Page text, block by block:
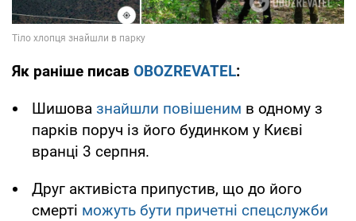
Як раніше писав OBOZREVATEL:
Шишова знайшли повішеним в одному з
парків поруч із його будинком у Києві
вранці 3 серпня.
Друг активіста припустив, що до його
смерті можуть бути причетні спецслужби